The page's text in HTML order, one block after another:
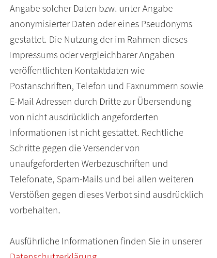
Angabe solcher Daten bzw. unter Angabe
anonymisierter Daten oder eines Pseudonyms
gestattet. Die Nutzung der im Rahmen dieses
Impressums oder vergleichbarer Angaben
veröffentlichten Kontaktdaten wie
Postanschriften, Telefon und Faxnummern sowie
E-Mail Adressen durch Dritte zur Übersendung
von nicht ausdrücklich angeforderten
Informationen ist nicht gestattet. Rechtliche
Schritte gegen die Versender von
unaufgeforderten Werbezuschriften und
Telefonate, Spam-Mails und bei allen weiteren
Verstößen gegen dieses Verbot sind ausdrücklich
vorbehalten.
Ausführliche Informationen finden Sie in unserer